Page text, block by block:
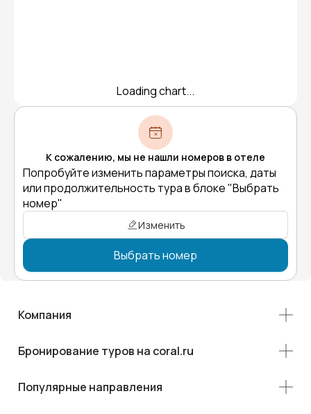
Loading chart...
К сожалению, мы не нашли номеров в отеле
Попробуйте изменить параметры поиска, даты
или продолжительность тура в блоке "Выбрать
номер"
Изменить
Выбрать номер
Компания
Бронирование туров на coral.ru
Популярные направления